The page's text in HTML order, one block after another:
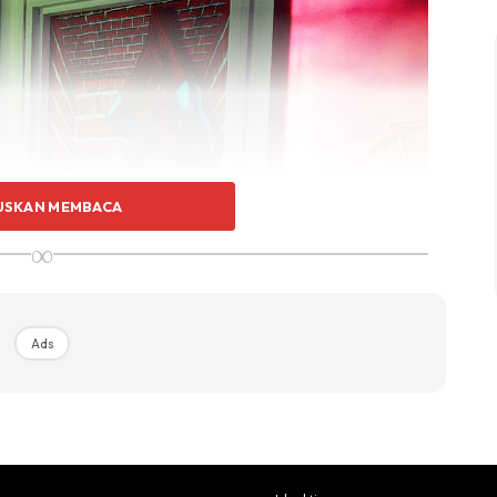
MEMBACA
∞
Ads